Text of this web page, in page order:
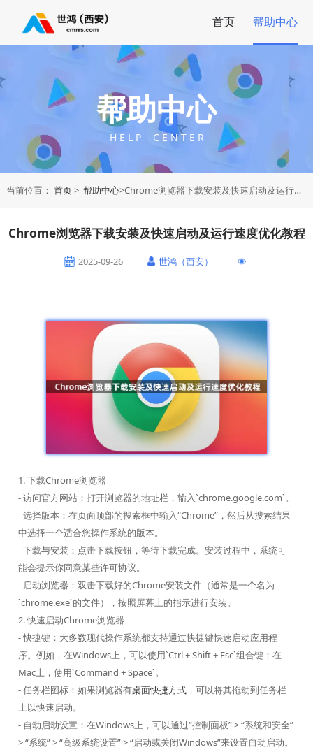
首页 帮助中心
帮助中心
H E L P C E N T E R
当前位置： 首页> 帮助中心>Chrome浏览器下载安装及快速启动及运行速度优化教程
Chrome浏览器下载安装及快速启动及运行速度优化教程
2025-09-26 世鸿（西安）
1. 下载Chrome浏览器
- 访问官方网站：打开浏览器的地址栏，输入`chrome.google.com`。
- 选择版本：在页面顶部的搜索框中输入“Chrome”，然后从搜索结果
中选择一个适合您操作系统的版本。
- 下载与安装：点击下载按钮，等待下载完成。安装过程中，系统可
能会提示你同意某些许可协议。
- 启动浏览器：双击下载好的Chrome安装文件（通常是一个名为
`chrome.exe`的文件），按照屏幕上的指示进行安装。
2. 快速启动Chrome浏览器
- 快捷键：大多数现代操作系统都支持通过快捷键快速启动应用程
序。例如，在Windows上，可以使用`Ctrl + Shift + Esc`组合键；在
Mac上，使用`Command + Space`。
- 任务栏图标：如果浏览器有桌面快捷方式，可以将其拖动到任务栏
上以快速启动。
- 自动启动设置：在Windows上，可以通过“控制面板” > “系统和安全”
> “系统” > “高级系统设置” > “启动或关闭Windows”来设置自动启动。